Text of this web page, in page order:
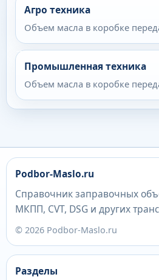
Агро техника
Объем масла в коробке
Промышленная техника
Объем масла в коробке
Podbor-Maslo.ru
Справочник заправочных
МКПП, CVT, DSG и других
© 2026 Podbor-Maslo.ru
Разделы